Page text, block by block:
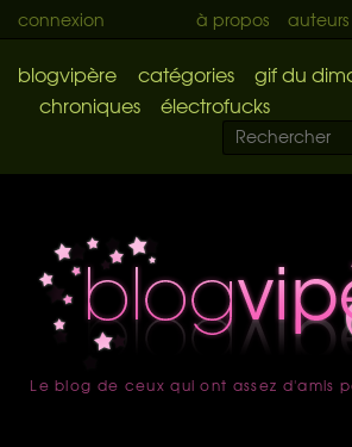
connexion à propos auteurs
blogvipère catégories
gif du
chroniques
électrofucks
accueil
Le blog de ceux qui ont assez d'amis